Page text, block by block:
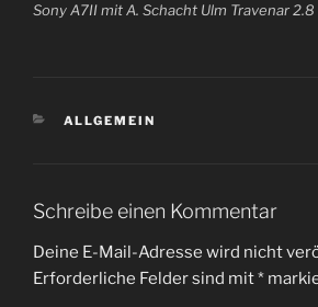
Sony A7II mit A. Schacht Ulm Travenar
KATEGORIEN
ALLGEMEIN
Schreibe einen Kommentar
Deine E-Mail-Adresse wird nicht
Erforderliche Felder sind mit*